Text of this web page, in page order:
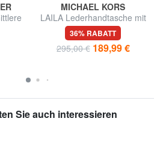
MICHAEL KORS
LAILA Lederhandtasche mit
Schulterriemen
36% RABATT
295,00 € 189,99 €
Sie auch interessieren